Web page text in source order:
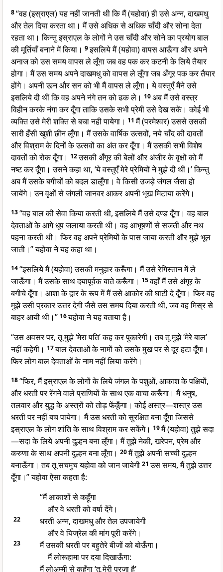
8“वह (इस्राएल) यह नहीं जानती थी कि मैं (यहोवा) ही उसे अन्न, दाखमधु
और तेल दिया करता था। मैं उसे अधिक से अधिक चाँदी और सोना देता
रहता था। किन्तु इस्राएल के लोगों ने उस चाँदी और सोने का प्रयोग बाल
की मूर्तियाँ बनाने में किया। 9इसलिये मैं (यहोवा) वापस आऊँगा और अपने
अनाज को उस समय वापस ले लूँगा जब वह पक कर कटनी के लिये तैयार
होगा। मैं उस समय अपने दाखमधु को वापस ले लूँगा जब अँगूर पक कर तैयार
होंगे। अपनी ऊन और सन को भी मैं वापस ले लूँगा। ये वस्तुएँ मैंने उसे
इसलिये दी थीं कि वह अपने नंगे तन को ढक ले। 10अब मैं उसे वस्त्र
विहीन करके नंगा कर दूँगा ताकि उसके सभी प्रेमी उसे देख सकें। कोई भी
व्यक्ति उसे मेरी शक्ति से बचा नही पायेगा। 11मैं (परमेश्वर) उससे उसकी
सारी हँसी खुशी छींन लूँगा। मैं उसके वार्षिक उत्सवों, नये चाँद की दावतों
और विश्राम के दिनों के उत्सवों का अंत कर दूँगा। मैं उसकी सभी विशेष
दावतों को रोक दूँगा। 12उसकी अँगूर की बेलों और अंजीर के वृक्षों को मैं
नष्ट कर दूँगा। उसने कहा था, ‘ये वस्तुएँ मेरे प्रेमियों ने मुझे दी थीं।’ किन्तु
अब मैं उसके बगीचों को बदल डालूँगा। वे किसी उजड़े जंगल जैसा हो
जायेंगे। उन वृक्षों से जंगली जानवर आकर अपनी भूख मिटाया करेंगे।
13“वह बाल की सेवा किया करती थी, इसलिये मैं उसे दण्ड दूँगा। वह बाल
देवताओं के आगे धूप जलाया करती थी। वह आभूषणों से सजती और नथ
पहना करती थी। फिर वह अपने प्रेमियों के पास जाया करती और मुझे भूल
जाती।” यहोवा ने यह कहा था।
14“इसलिये मैं (यहोवा) उसकी मनुहार करूँगा। मैं उसे रेगिस्तान में ले
जाऊँगा। मैं उसके साथ दयापूर्वक बाते करूँगा। 15वहाँ मैं उसे अंगूर के
बगीचे दूँगा। आशा के द्वार के रूप में मैं उसे आकोर की घाटी दे दूँगा। फिर वह
मुझे उसी प्रकार उत्तर देगी जैसे उस समय दिया करती थी, जव वह मिस्र से
बाहर आयी थी।” 16यहोवा ने यह बताया है।
“उस अवसर पर, तू मुझे ‘मेरा पति’ कह कर पुकारेगी। तब तू मुझे ‘मेरे बाल’
नहीं कहेगी। 17बाल देवताओं के नामों को उसके मुख पर से दूर हटा दूँगा।
फिर लोग बाल देवताओं के नाम नहीं लिया करेंगे।
18“फिर, मैं इस्राएल के लोगों के लिये जंगल के पशुओं, आकाश के पक्षियों,
और धरती पर रेंगने वाले प्राणियों के साथ एक वाचा करूँगा। मैं धनुष,
तलवार और युद्ध के अस्त्रों को तोड़ फेंकूँगा। कोई अस्त्र—शस्त्र उस
धरती पर नहीं बच पायेगा। मैं उस धरती को सुरक्षित बना दूँगा जिससे
इस्राएल के लोग शांति के साथ विश्राम कर सकेंगे। 19मैं (यहोवा) तुझे सदा
—सदा के लिये अपनी दुल्हन बना लूँगा। मैं तुझे नेकी, खरेपन, प्रेम और
करुणा के साथ अपनी दुल्हन बना लूँगा। 20मैं तुझे अपनी सच्ची दुल्हन
बनाऊँगा। तब तू सचमुच यहोवा को जान जायेगी 21उस समय, मैं तुझे उत्तर
दूँगा।” यहोवा ऐसा कहता है:
“मैं आकाशों से कहूँगा
और वे धरती को वर्षा देंगे।
22
धरती अन्न, दाखमधु और तेल उपजायेगी
और वे यिज्रेल की मांग पूरी करेंगे।
23
मैं उसकी धरती पर बहुतेरे बीजों को बोऊँगा।
मैं लोरूहामा पर दया दिखाऊँगा:
मैं लोअम्मी से कहूँगा ‘तू मेरी प्रजा है’